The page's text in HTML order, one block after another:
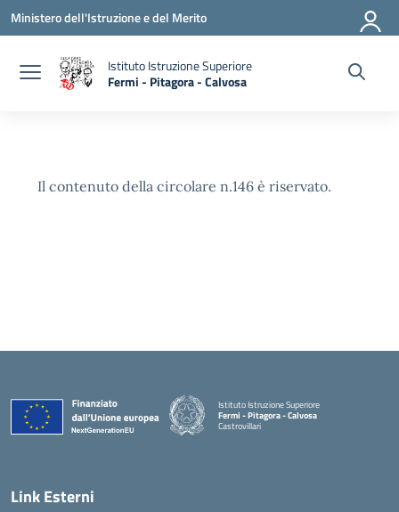
Vai ai contenuti
Vai al menu di navigazione
Vai al footer
Ministero dell'Istruzione e del Merito
Istituto Istruzione Superiore
Fermi - Pitagora - Calvosa
— Visita la pagina iniziale della scuola
Il contenuto della circolare n.146 è riservato.
Istituto Istruzione Superiore
Fermi - Pitagora - Calvosa
Castrovillari
Link Esterni